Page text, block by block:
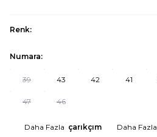
Renk:
Numara:
39 43 42 41
47 46
Daha Fazla çarıkçım Daha Fazla